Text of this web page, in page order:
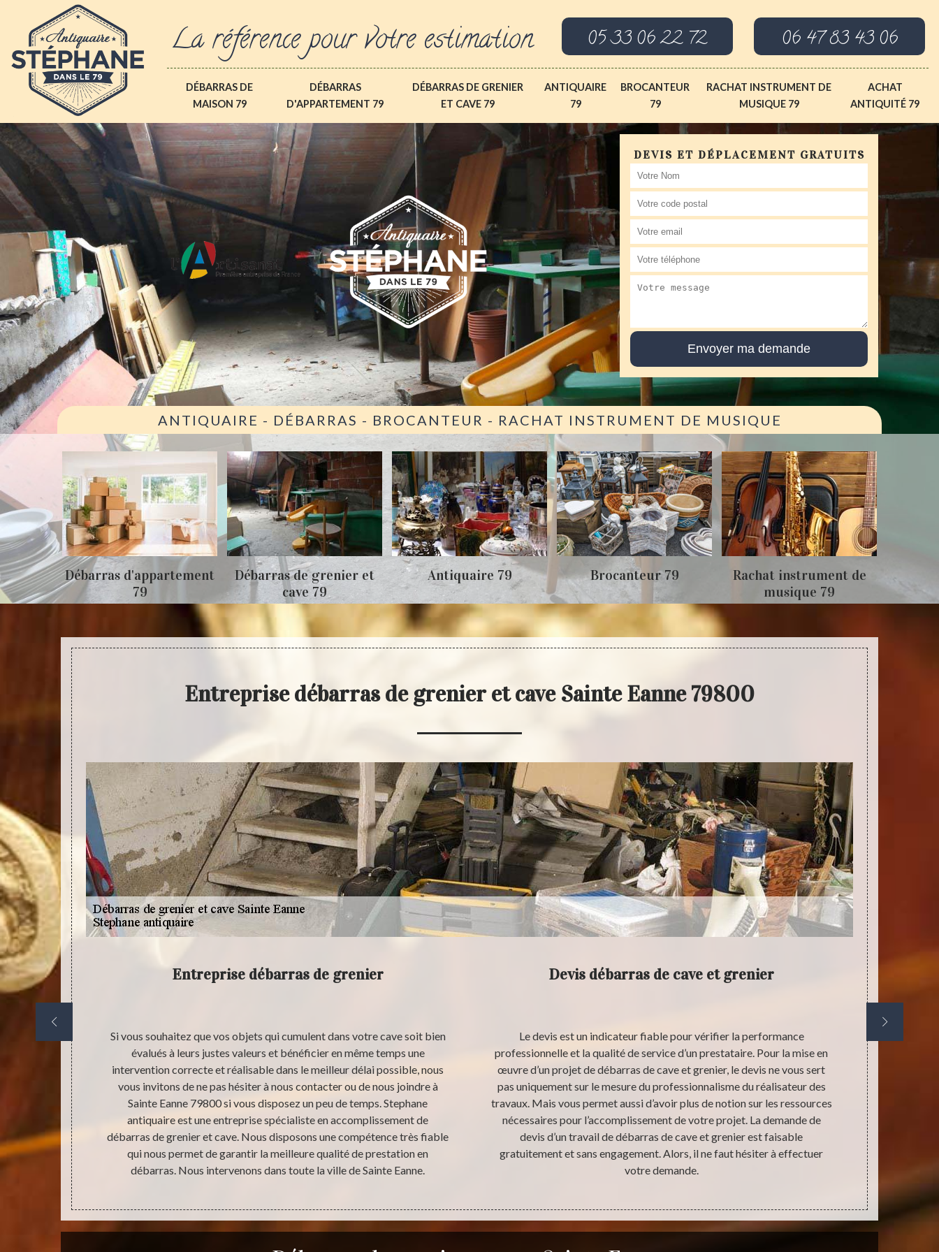
La référence pour votre estimation 05 33 06 22 72 06 47 83 43 06
DÉBARRAS DE
MAISON 79
DÉBARRAS
D'APPARTEMENT 79
DÉBARRAS DE GRENIER
ET CAVE 79
ANTIQUAIRE
79
BROCANTEUR
79
RACHAT INSTRUMENT DE
MUSIQUE 79
ACHAT
ANTIQUITÉ 79
DEVIS ET DÉPLACEMENT GRATUITS
ANTIQUAIRE - DÉBARRAS - BROCANTEUR - RACHAT INSTRUMENT DE MUSIQUE
79
Débarras d'appartement
79
Débarras de grenier et
cave 79
Antiquaire 79 Brocanteur 79
Rachat instrument de
musique 79
Entreprise débarras de grenier et cave Sainte Eanne 79800
correcte
Entreprise débarras de grenier
Si vous souhaitez que vos objets qui cumulent dans votre cave soit bien
évalués à leurs justes valeurs et bénéficier en même temps une
intervention correcte et réalisable dans le meilleur délai possible, nous
vous invitons de ne pas hésiter à nous contacter ou de nous joindre à
Sainte Eanne 79800 si vous disposez un peu de temps. Stephane
antiquaire est une entreprise spécialiste en accomplissement de
débarras de grenier et cave. Nous disposons une compétence très fiable
qui nous permet de garantir la meilleure qualité de prestation en
débarras. Nous intervenons dans toute la ville de Sainte Eanne.
Devis débarras de cave et grenier
Le devis est un indicateur fiable pour vérifier la performance
professionnelle et la qualité de service d’un prestataire. Pour la mise en
œuvre d’un projet de débarras de cave et grenier, le devis ne vous sert
pas uniquement sur le mesure du professionnalisme du réalisateur des
travaux. Mais vous permet aussi d’avoir plus de notion sur les ressources
nécessaires pour l’accomplissement de votre projet. La demande de
devis d’un travail de débarras de cave et grenier est faisable
gratuitement et sans engagement. Alors, il ne faut hésiter à effectuer
votre demande.